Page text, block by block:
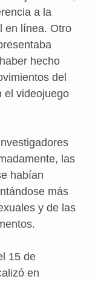
a la
en línea. Otro
hecho
del
el videojuego
las
habían
más
y de las
15 de
en